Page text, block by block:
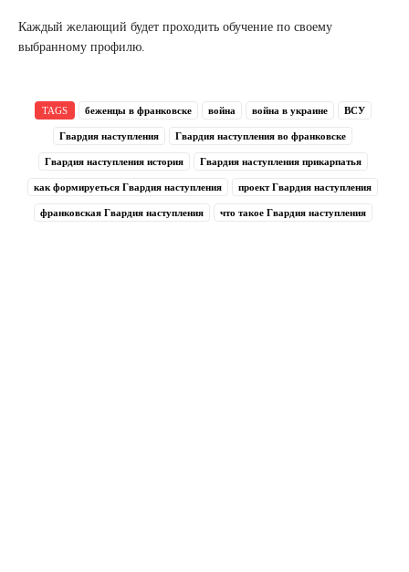
Каждый желающий будет проходить обучение по своему
выбранному профилю.
TAGS беженцы в франковске война война в украине ВСУ
Гвардия наступления Гвардия наступления во франковске
Гвардия наступления история Гвардия наступления прикарпатья
как формируеться Гвардия наступления проект Гвардия наступления
франковская Гвардия наступления что такое Гвардия наступления